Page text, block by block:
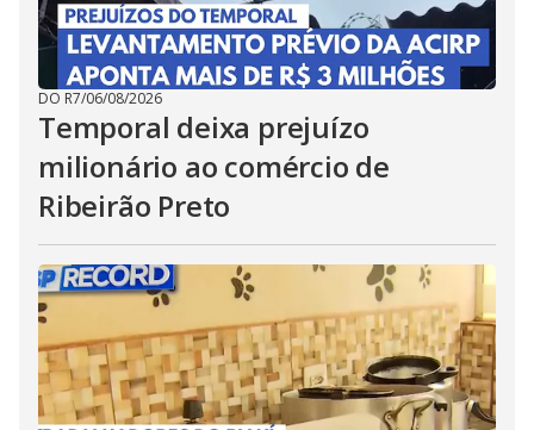
DO R7/06/08/2026
Temporal deixa prejuízo
milionário ao comércio de
Ribeirão Preto